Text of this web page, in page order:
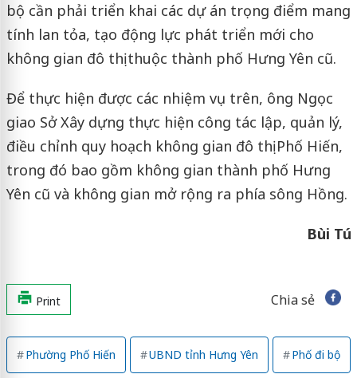
bộ cần phải triển khai các dự án trọng điểm mang
tính lan tỏa, tạo động lực phát triển mới cho
không gian đô thị thuộc thành phố Hưng Yên cũ.
Để thực hiện được các nhiệm vụ trên, ông Ngọc
giao Sở Xây dựng thực hiện công tác lập, quản lý,
điều chỉnh quy hoạch không gian đô thị Phố Hiến,
trong đó bao gồm không gian thành phố Hưng
Yên cũ và không gian mở rộng ra phía sông Hồng.
Bùi Tú
Print Chia sẻ
Phường Phố Hiến UBND tỉnh Hưng Yên Phố đi bộ